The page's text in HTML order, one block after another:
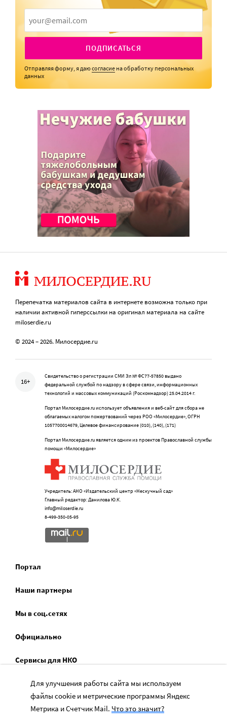
ПОДПИСАТЬСЯ
Отправляя форму, я даюсогласие на обработку персональных
данных
Перепечатка материалов сайта в интернете возможна только при
наличии активной гиперссылки на оригинал материала на сайте
miloserdie.ru
© 2024 – 2026. Милосердие.ru
16+
Свидетельство о регистрации СМИ Эл № ФС77-57850 выдано
федеральной службой по надзору в сфере связи, информационных
технологий и массовых коммуникаций (Роскомнадзор) 25.04.2014 г.
Портал Милосердие.ru использует объявления и веб-сайт для сбора не
облагаемых налогом пожертвований через РОО «Милосердие», ОГРН
1057700014679, Целевое финансирование (010), (140), (171)
Портал Милосердие.ru является одним из проектов Православной службы
помощи «Милосердие»
Учредитель: АНО «Издательский центр «Нескучный сад»
Главный редактор: Данилова Ю.К.
info@miloserdie.ru
8-499-350-05-95
Портал
Наши партнеры
Мы в соц.сетях
Официально
Сервисы для НКО
Спецпроекты
Социальное служение
Для улучшения работы сайта мы используем
файлы cookie и метрические программы Яндекс
Метрика и Счетчик Mail. Что это значит?